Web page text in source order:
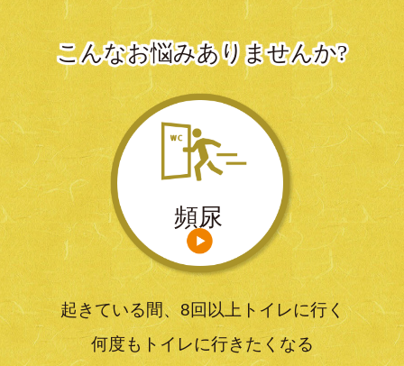
こんなお悩みありませんか?
頻尿
起きている間、8回以上トイレに行く
何度もトイレに行きたくなる